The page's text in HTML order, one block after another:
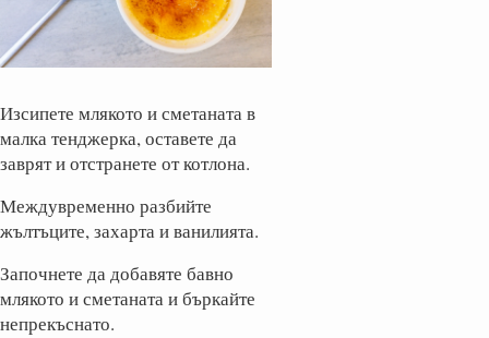
Изсипете млякото и сметаната в
малка тенджерка, оставете да
заврят и отстранете от котлона.
Междувременно разбийте
жълтъците, захарта и ванилията.
Започнете да добавяте бавно
млякото и сметаната и бъркайте
непрекъснато.